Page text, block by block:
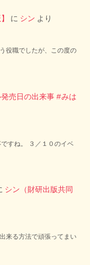
に シン より
役職でしたが、この度の
売日の出来事 #みは
すね。 ３／１０のイベ
シン（財研出版共同
来る方法で頑張ってまい